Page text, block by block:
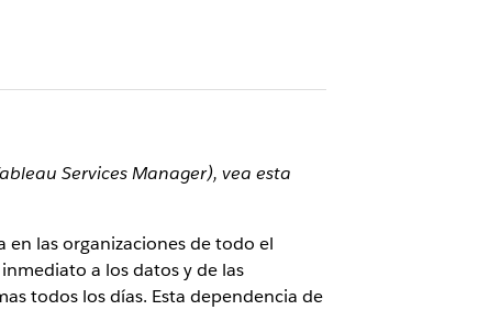
Services Manager), vea esta
en las organizaciones de todo el
a los datos y de las
todos los días. Esta dependencia de